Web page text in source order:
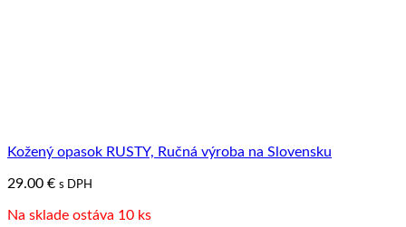
Kožený opasok RUSTY, Ručná výroba na Slovensku
29.00 € s DPH
Na sklade ostáva 10 ks